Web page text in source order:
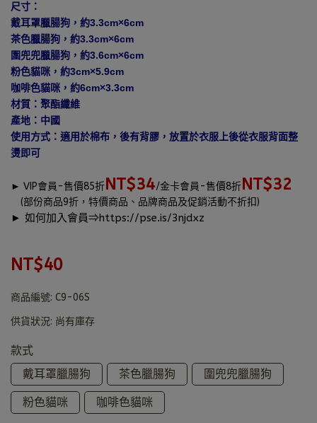
尺寸：
戴耳罩臘腸狗，約3.3cm×6cm
茶色臘腸狗，約3.3cm×6cm
圍兜兜臘腸狗，約3.6cm×6cm
粉色貓咪，約3cm×5.9cm
咖啡色貓咪，約6cm×3.3cm
材質：聚酯纖維
產地：中國
使用方式：適用於棉布，後有背膠，放置於衣服上後從衣服背面整
燙即可
► VIP會員-售價85折 NT$34/金卡會員-售價8折 NT$32
(部份商品9折，特價商品、品牌商品及促銷活動不折扣)
► 如何加入會員⇒https://pse.is/3njdxz
NT$40
商品編號: C9-06S
供貨狀況: 尚有庫存
款式
戴耳罩臘腸狗
茶色臘腸狗 圍兜兜臘腸狗
粉色貓咪 咖啡色貓咪